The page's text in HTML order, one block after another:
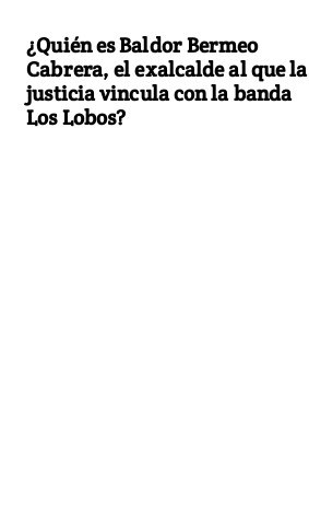
¿Quién es Baldor Bermeo
Cabrera, el exalcalde al que la
justicia vincula con la banda
Los Lobos?